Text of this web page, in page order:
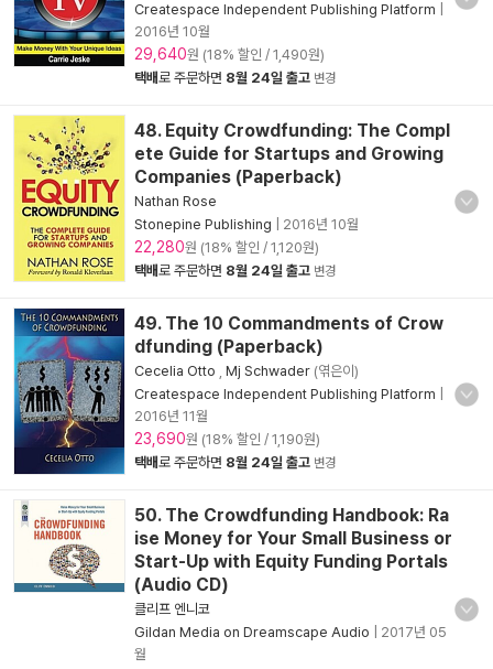
Createspace Independent Publishing Platform
2016년 10월
29,640원 (18% 할인 / 1,490원)
택배로 주문하면 8월 24일 출고 변경
48. Equity Crowdfunding: The Compl
ete Guide for Startups and Growing
Companies (Paperback)
Nathan Rose
Stonepine Publishing
2016년 10월
22,280원 (18% 할인 / 1,120원)
택배로 주문하면 8월 24일 출고 변경
49. The 10 Commandments of Crow
dfunding (Paperback)
Cecelia Otto Mj Schwader (엮은이)
Createspace Independent Publishing Platform
2016년 11월
23,690원 (18% 할인 / 1,190원)
택배로 주문하면 8월 24일 출고 변경
50. The Crowdfunding Handbook: Ra
ise Money for Your Small Business or
Start-Up with Equity Funding Portals
(Audio CD)
클리프 엔니코
Gildan Media on Dreamscape Audio
2017년 05
월